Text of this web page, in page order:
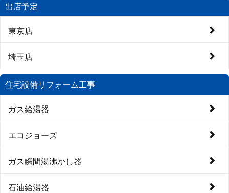
出店予定
東京店
埼玉店
住宅設備リフォーム工事
ガス給湯器
エコジョーズ
ガス瞬間湯沸かし器
石油給湯器